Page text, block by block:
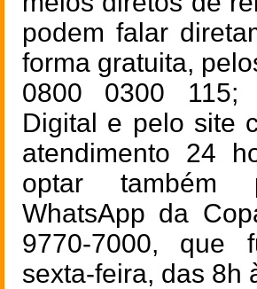
podem falar
forma gratuita,
0800 0300 115;
Digital e pelo site
atendimento 24
optar também
WhatsApp da
9770-7000, que
sexta-feira, das 8h